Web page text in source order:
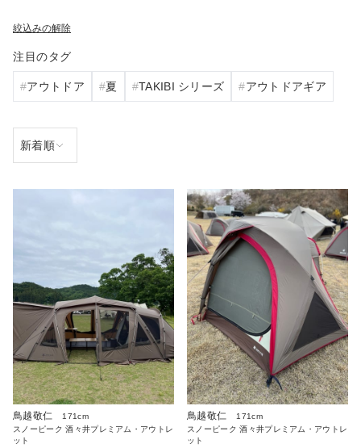
絞込みの解除
注目のタグ
アウトドア 夏 TAKIBI シリーズ アウトドアギア
鳥越敬仁
171cm
スノーピーク 酒々井プレミアム・アウトレ
ット
鳥越敬仁
171cm
スノーピーク 酒々井プレミアム・アウトレ
ット